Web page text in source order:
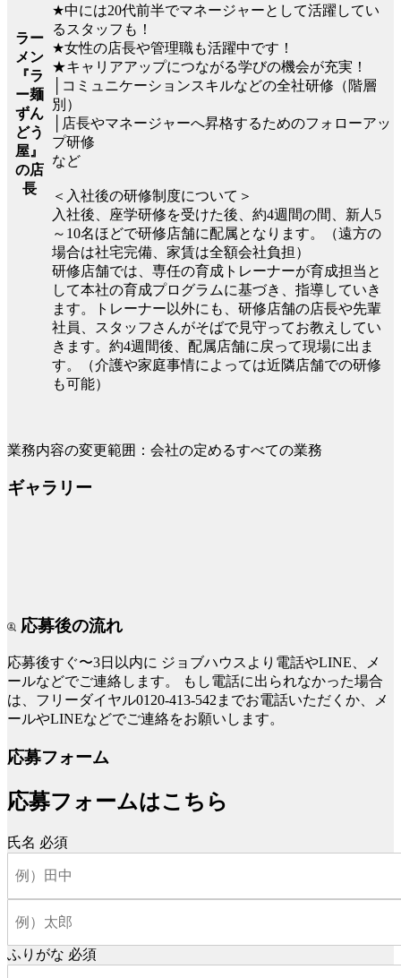
ラー
メン
『ラ
ー麺
ずん
どう
屋』
の店
長
★中には20代前半でマネージャーとして活躍してい
るスタッフも！
★女性の店長や管理職も活躍中です！
★キャリアアップにつながる学びの機会が充実！
│コミュニケーションスキルなどの全社研修（階層
別）
│店長やマネージャーへ昇格するためのフォローアッ
プ研修
など
＜入社後の研修制度について＞
入社後、座学研修を受けた後、約4週間の間、新人5
～10名ほどで研修店舗に配属となります。（遠方の
場合は社宅完備、家賃は全額会社負担）
研修店舗では、専任の育成トレーナーが育成担当と
して本社の育成プログラムに基づき、指導していき
ます。トレーナー以外にも、研修店舗の店長や先輩
社員、スタッフさんがそばで見守ってお教えしてい
きます。約4週間後、配属店舗に戻って現場に出ま
す。（介護や家庭事情によっては近隣店舗での研修
も可能）
業務内容の変更範囲：会社の定めるすべての業務
ギャラリー
応募後の流れ
応募後すぐ〜3日以内に ジョブハウスより電話やLINE、メ
ールなどでご連絡します。
もし電話に出られなかった場合
は、フリーダイヤル0120-413-542までお電話いただくか、メ
ールやLINEなどでご連絡をお願いします。
応募フォーム
応募フォームはこちら
氏名 必須
ふりがな 必須